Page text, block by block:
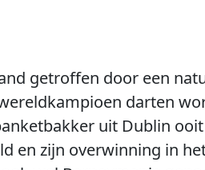
getroffen door een
darten
uit Dublin
en zijn overwinning in